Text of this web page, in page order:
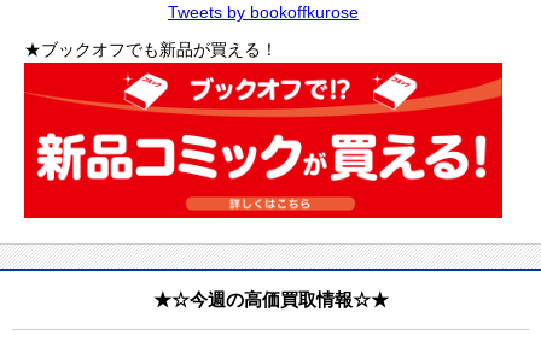
Tweets by bookoffkurose
★ブックオフでも新品が買える！
★☆今週の高価買取情報☆★